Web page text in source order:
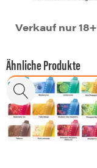
Verkauf nur 18+
Ähnliche Produkte